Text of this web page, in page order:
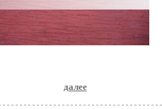
далее